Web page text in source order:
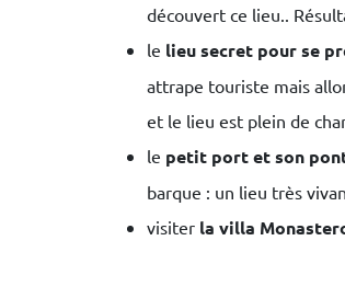
découvert ce lieu..
le lieu secret pour se
attrape touriste mais
et le lieu est plein de
le petit port et son
barque : un lieu très
visiterla villa